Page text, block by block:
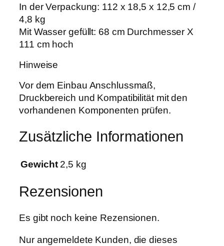
,
0
.
0
L
M
e
n
e
In der Verpackung: 112 x 18,5 x 12,5 cm /
4,8 kg
Mit Wasser gefüllt: 68 cm Durchmesser X
111 cm hoch
Hinweise
Vor dem Einbau Anschlussmaß,
Druckbereich und Kompatibilität mit den
vorhandenen Komponenten prüfen.
Zusätzliche Informationen
Gewicht 2,5 kg
Rezensionen
Es gibt noch keine Rezensionen.
Nur angemeldete Kunden, die dieses